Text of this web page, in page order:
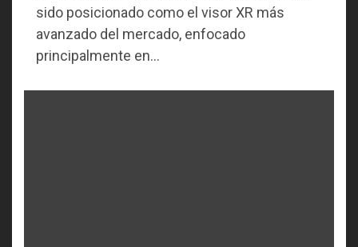
sido posicionado como el visor XR más
avanzado del mercado, enfocado
principalmente en...